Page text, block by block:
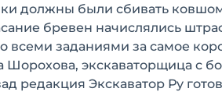
должны были сбивать
бревен начислялись
всеми заданиями за самое
экскаваторщица с
редакция Экскаватор Ру